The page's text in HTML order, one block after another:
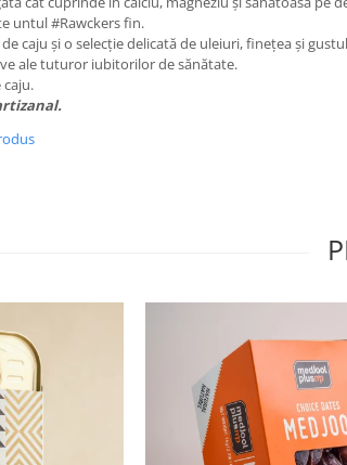
untul #Rawckers fin.
caju și o selecție delicată de uleiuri, finețea și
ale tuturor iubitorilor de sănătate.